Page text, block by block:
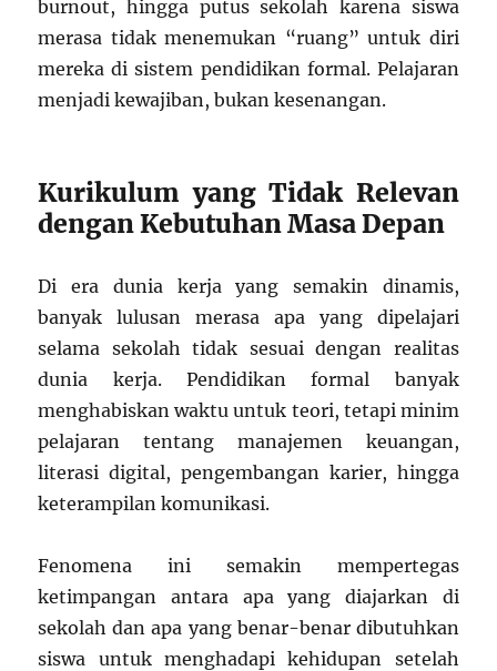
burnout, hingga putus sekolah karena siswa
merasa tidak menemukan “ruang” untuk diri
mereka di sistem pendidikan formal. Pelajaran
menjadi kewajiban, bukan kesenangan.
Kurikulum yang Tidak Relevan
dengan Kebutuhan Masa Depan
Di era dunia kerja yang semakin dinamis,
banyak lulusan merasa apa yang dipelajari
selama sekolah tidak sesuai dengan realitas
dunia kerja. Pendidikan formal banyak
menghabiskan waktu untuk teori, tetapi minim
pelajaran tentang manajemen keuangan,
literasi digital, pengembangan karier, hingga
keterampilan komunikasi.
Fenomena ini semakin mempertegas
ketimpangan antara apa yang diajarkan di
sekolah dan apa yang benar-benar dibutuhkan
siswa untuk menghadapi kehidupan setelah